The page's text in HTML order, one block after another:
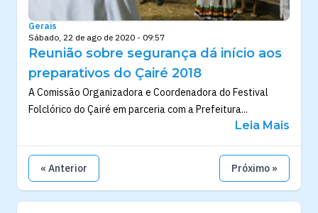
Gerais
Sábado, 22 de ago de 2020 - 09:57
Reunião sobre segurança dá início aos
preparativos do Çairé 2018
A Comissão Organizadora e Coordenadora do Festival
Folclórico do Çairé em parceria com a Prefeitura...
Leia Mais
« Anterior Próximo »